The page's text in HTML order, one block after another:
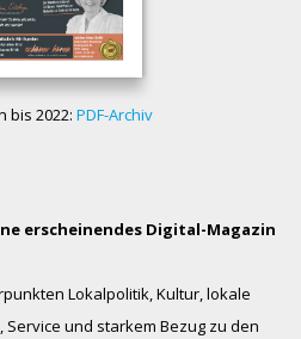
bis 2022: PDF-Archiv
erscheinendes Digital-Magazin
Lokalpolitik, Kultur, lokale
und starkem Bezug zu den